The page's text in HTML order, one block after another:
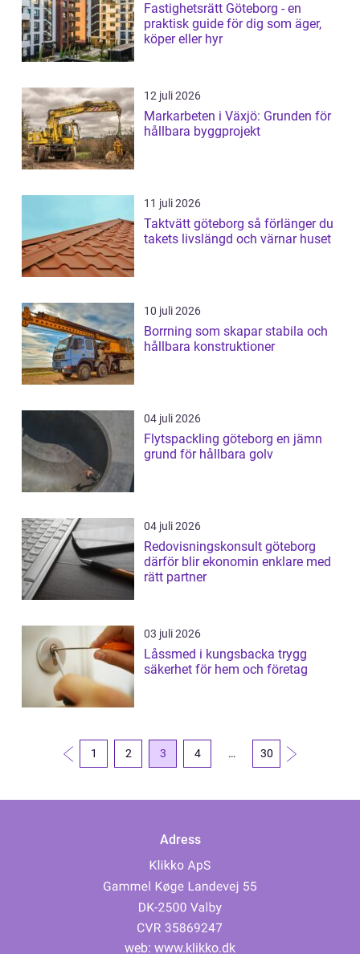
Fastighetsrätt Göteborg - en
praktisk guide för dig som äger,
köper eller hyr
12 juli 2026
Markarbeten i Växjö: Grunden för
hållbara byggprojekt
11 juli 2026
Taktvätt göteborg så förlänger du
takets livslängd och värnar huset
10 juli 2026
Borrning som skapar stabila och
hållbara konstruktioner
04 juli 2026
Flytspackling göteborg en jämn
grund för hållbara golv
04 juli 2026
Redovisningskonsult göteborg
därför blir ekonomin enklare med
rätt partner
03 juli 2026
Låssmed i kungsbacka trygg
säkerhet för hem och företag
1 2 3 4 … 30
Adress
web: www.klikko.dk